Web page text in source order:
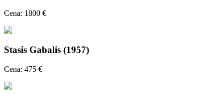
Cena: 1800 €
Stasis Gabalis (1957)
Cena: 475 €